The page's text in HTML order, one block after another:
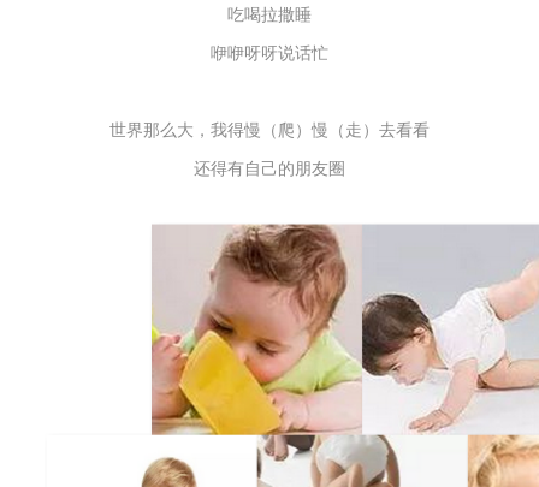
吃喝拉撒睡
咿咿呀呀说话忙
世界那么大，我得慢（爬）慢（走）去看看
还得有自己的朋友圈